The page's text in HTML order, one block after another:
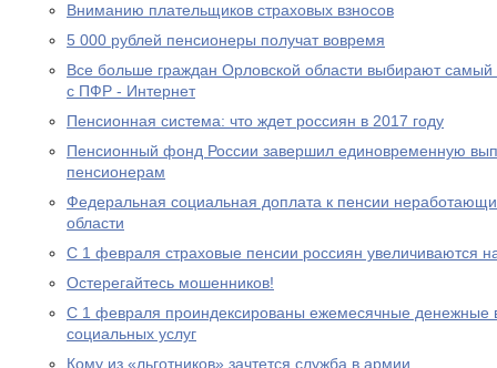
Вниманию плательщиков страховых взносов
5 000 рублей пенсионеры получат вовремя
Все больше граждан Орловской области выбирают
с ПФР - Интернет
Пенсионная система: что ждет россиян в 2017 году
Пенсионный фонд России завершил единовременную
пенсионерам
Федеральная социальная доплата к пенсии
области
С 1 февраля страховые пенсии россиян увеличиваются
Остерегайтесь мошенников!
С 1 февраля проиндексированы ежемесячные денежные
социальных услуг
Кому из «льготников» зачтется служба в армии